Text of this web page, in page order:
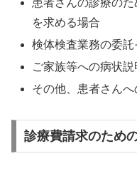
を求める場合
検体検査業務の委
ご家族等への病状説
その他、患者さん
診療費請求のため